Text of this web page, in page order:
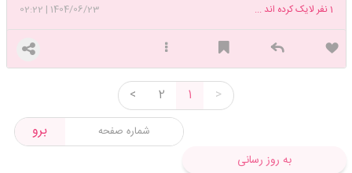
1404/06/23
|
02:22 1نفر لایک کرده اند ...
>
1
2
<
برو
به روز رسانی